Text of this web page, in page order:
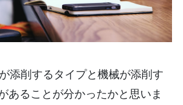
添削するタイプと機械が添削す
あることが分かったかと思いま